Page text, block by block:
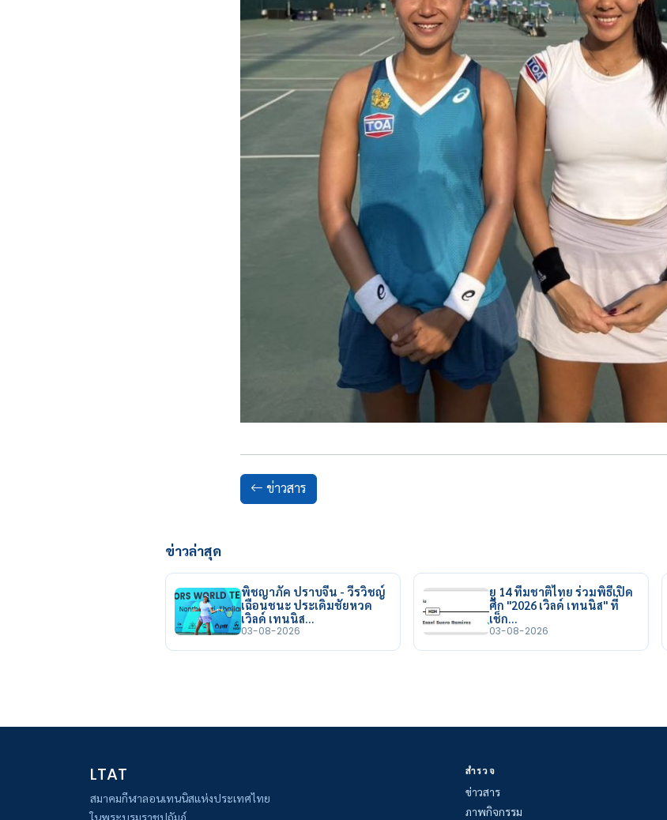
ข่าวสาร
ข่าวล่าสุด
พิชญาภัค ปราบจีน - วีรวิชญ์
เฉือนชนะ ประเดิมชัยหวด
เวิลด์ เทนนิส…
03-08-2026
ยู 14 ทีมชาติไทย ร่วมพิธีเปิด
ศึก "2026 เวิลด์ เทนนิส" ที่
เช็ก…
03-08-2026
LTAT
สมาคมกีฬาลอนเทนนิสแห่งประเทศไทย
สำรวจ
ข่าวสาร
ภาพกิจกรรม